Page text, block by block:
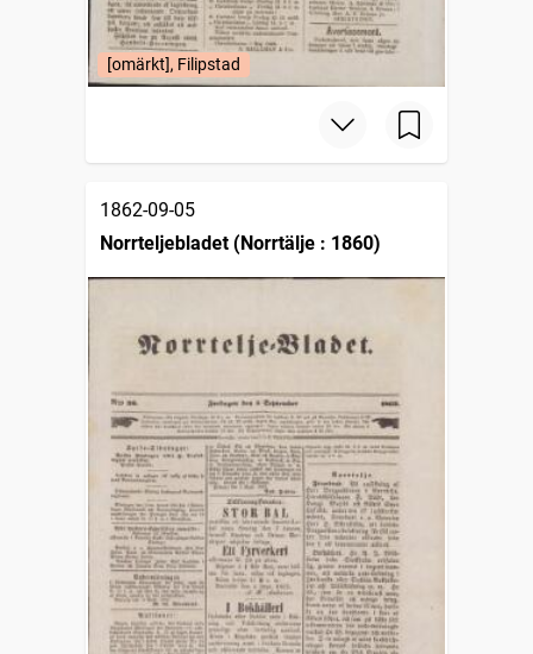
[omärkt], Filipstad
1862-09-05
Norrteljebladet (Norrtälje : 1860)